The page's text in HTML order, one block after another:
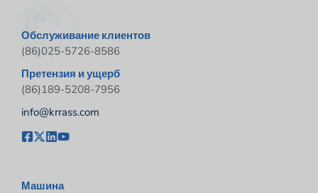
Обслуживание клиентов
(86)025-5726-8586
Претензия и ущерб
(86)189-5208-7956
info@krrass.com
Машина